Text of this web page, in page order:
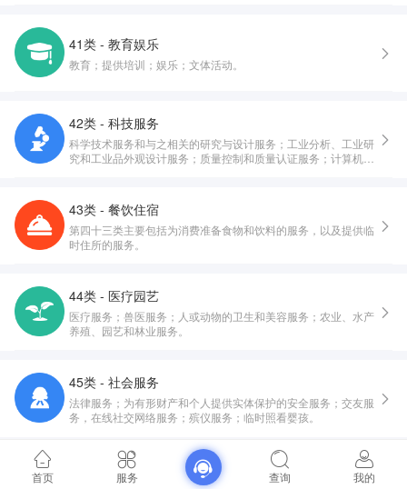
41类 - 教育娱乐
教育；提供培训；娱乐；文体活动。
42类 - 科技服务
科学技术服务和与之相关的研究与设计服务；工业分析、工业研
究和工业品外观设计服务；质量控制和质量认证服务；计算机硬
43类 - 餐饮住宿
第四十三类主要包括为消费准备食物和饮料的服务，以及提供临
时住所的服务。
44类 - 医疗园艺
医疗服务；兽医服务；人或动物的卫生和美容服务；农业、水产
养殖、园艺和林业服务。
45类 - 社会服务
法律服务；为有形财产和个人提供实体保护的安全服务；交友服
务，在线社交网络服务；殡仪服务；临时照看婴孩。
首页 服务 查询 我的